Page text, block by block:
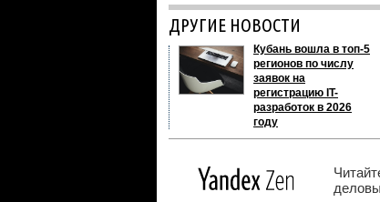
ДРУГИЕ НОВОСТИ
Кубань вошла в топ-5
регионов по числу
заявок на
регистрацию IT-
разработок в 2026
году